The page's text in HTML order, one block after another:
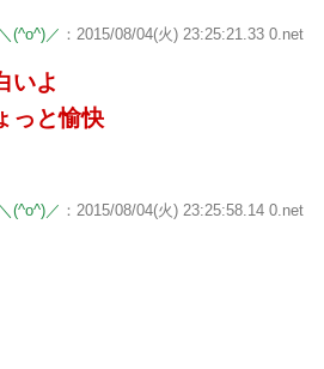
(^o^)／ ：2015/08/04(火) 23:25:21.33 0.net
いよ
っと愉快
(^o^)／ ：2015/08/04(火) 23:25:58.14 0.net